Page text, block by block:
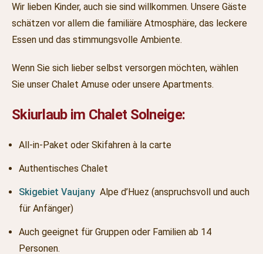
Wir lieben Kinder, auch sie sind willkommen. Unsere Gäste
schätzen vor allem die familiäre Atmosphäre, das leckere
Essen und das stimmungsvolle Ambiente.
Wenn Sie sich lieber selbst versorgen möchten, wählen
Sie unser Chalet Amuse oder unsere Apartments.
Skiurlaub im Chalet Solneige:
All-in-Paket oder Skifahren à la carte
Authentisches Chalet
Skigebiet Vaujany Alpe d’Huez (anspruchsvoll und auch
für Anfänger)
Auch geeignet für Gruppen oder Familien ab 14
Personen.